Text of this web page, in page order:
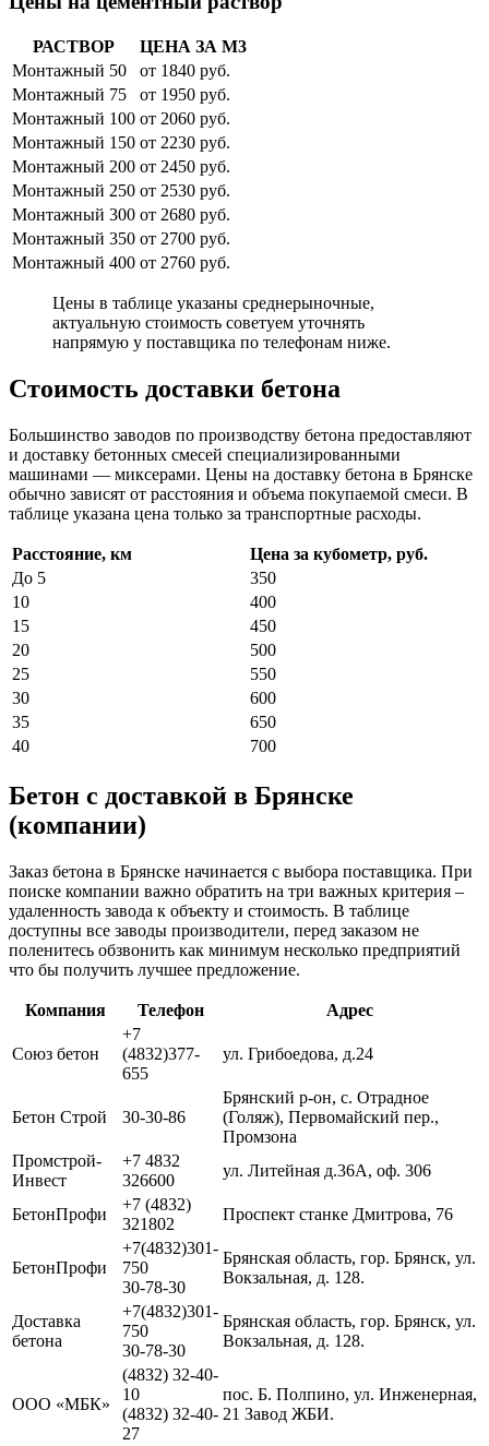
РАСТВОР
ЦЕНА ЗА М3
Монтажный 50
от 1840 руб.
Монтажный 75
от 1950 руб.
Монтажный 100 от 2060 руб.
Монтажный 150 от 2230 руб.
Монтажный 200 от 2450 руб.
Монтажный 250 от 2530 руб.
Монтажный 300 от 2680 руб.
Монтажный 350 от 2700 руб.
Монтажный 400 от 2760 руб.
Цены в таблице указаны среднерыночные,
актуальную стоимость советуем уточнять
напрямую у поставщика по телефонам ниже.
Стоимость доставки бетона
Большинство заводов по производству бетона предоставляют
и доставку бетонных смесей специализированными
машинами — миксерами. Цены на доставку бетона в Брянске
обычно зависят от расстояния и объема покупаемой смеси. В
таблице указана цена только за транспортные расходы.
Расстояние, км
Цена за кубометр, руб.
До 5
350
10
400
15
450
20
500
25
550
30
600
35
650
40
700
Бетон с доставкой в Брянске
(компании)
Заказ бетона в Брянске начинается с выбора поставщика. При
поиске компании важно обратить на три важных критерия –
удаленность завода к объекту и стоимость. В таблице
доступны все заводы производители, перед заказом не
поленитесь обзвонить как минимум несколько предприятий
что бы получить лучшее предложение.
Компания Телефон Адрес
Союз бетон
+7
(4832)377-
655
ул. Грибоедова, д.24
Бетон Строй 30-30-86
Брянский р-он, с. Отрадное
(Голяж), Первомайский пер.,
Промзона
Промстрой-
Инвест
+7 4832
326600
ул. Литейная д.36А, оф. 306
БетонПрофи
+7 (4832)
321802
Проспект станке Дмитрова, 76
БетонПрофи
+7(4832)301-
750
30-78-30
Брянская область, гор. Брянск, ул.
Вокзальная, д. 128.
Доставка
бетона
+7(4832)301-
750
30-78-30
Брянская область, гор. Брянск, ул.
Вокзальная, д. 128.
ООО «МБК»
(4832) 32-40-
10
(4832) 32-40-
27
пос. Б. Полпино, ул. Инженерная,
21 Завод ЖБИ.